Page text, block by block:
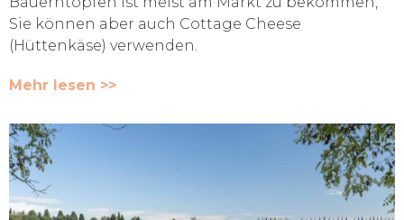
Sie können aber auch Cottage Cheese
(Hüttenkäse) verwenden.
Mehr lesen >>